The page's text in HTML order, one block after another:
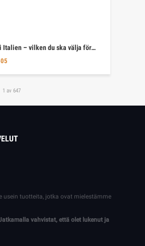
Italien – vilken du ska välja för…
1 av 647
usein tuotteita, jotka ovat mielestämme
vahvistat, että olet lukenut ja